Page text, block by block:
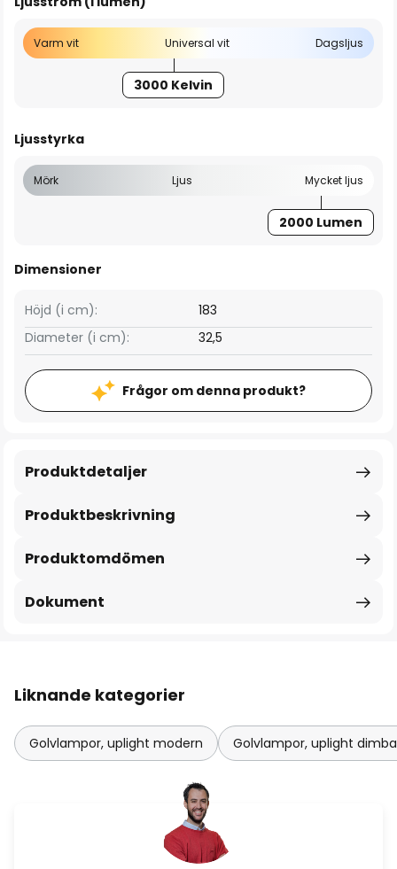
Varm vit Universal vit Dagsljus
3000 Kelvin
Ljusstyrka
Mörk Ljus Mycket ljus
2000 Lumen
Dimensioner
Höjd (i cm):
183
Diameter (i cm):
32,5
Frågor om denna produkt?
Produktbeskrivning
Produktdetaljer
Produktomdömen
Dokument
Liknande kategorier
Golvlampor, uplight modern Golvlampor, uplight